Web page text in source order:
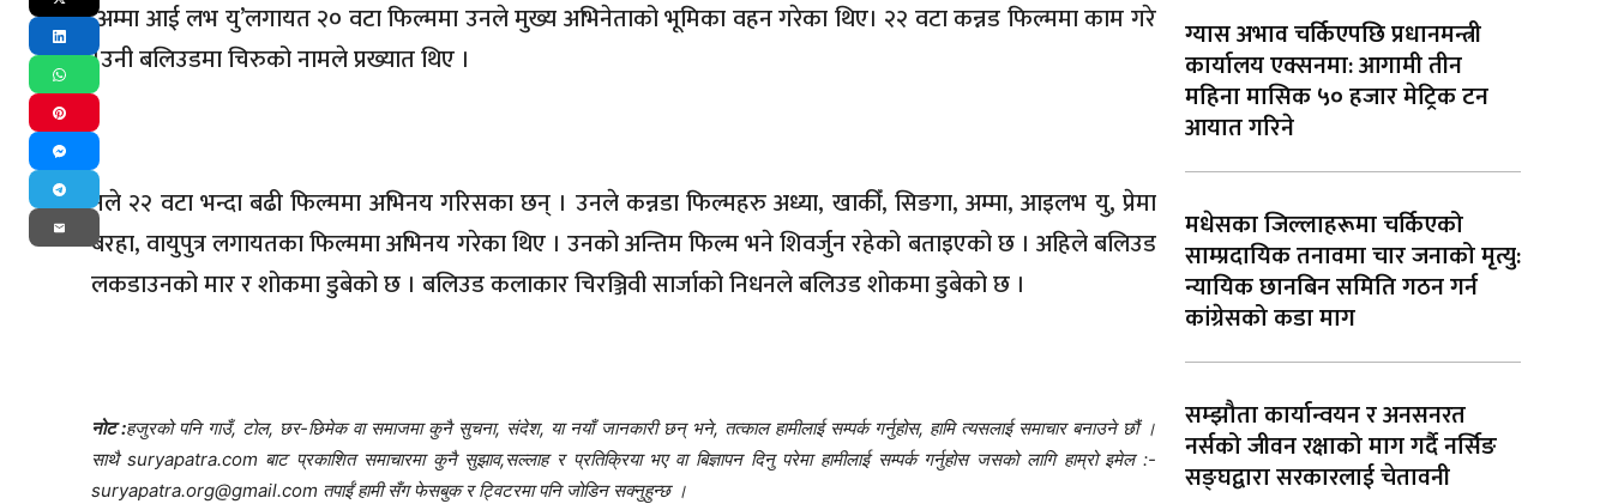
‘अम्मा आई लभ यु’लगायत २० वटा फिल्ममा उनले मुख्य अभिनेताको भूमिका वहन गरेका थिए। २२ वटा कन्नड फिल्ममा काम गरे
।उनी बलिउडमा चिरुको नामले प्रख्यात थिए ।
नले २२ वटा भन्दा बढी फिल्ममा अभिनय गरिसका छन् । उनले कन्नडा फिल्महरु अध्या, खाकीँ, सिङगा, अम्मा, आइलभ यु, प्रेमा
बरहा, वायुपुत्र लगायतका फिल्ममा अभिनय गरेका थिए । उनको अन्तिम फिल्म भने शिवर्जुन रहेको बताइएको छ । अहिले बलिउड
लकडाउनको मार र शोकमा डुबेको छ । बलिउड कलाकार चिरञ्जिवी सार्जाको निधनले बलिउड शोकमा डुबेको छ ।
नोट :हजुरको पनि गाउँ, टोल, छर-छिमेक वा समाजमा कुनै सुचना, संदेश, या नयाँ जानकारी छन् भने, तत्काल हामीलाई सम्पर्क गर्नुहोस, हामि त्यसलाई समाचार बनाउने छौं ।
साथै suryapatra.com बाट प्रकाशित समाचारमा कुनै सुझाव,सल्लाह र प्रतिक्रिया भए वा बिज्ञापन दिनु परेमा हामीलाई सम्पर्क गर्नुहोस जसको लागि हाम्रो इमेल :-
suryapatra.org@gmail.com तपाईं हामी सँग फेसबुक र ट्विटरमा पनि जोडिन सक्नुहुन्छ ।
ग्यास अभाव चर्किएपछि प्रधानमन्त्री
कार्यालय एक्सनमा: आगामी तीन
महिना मासिक ५० हजार मेट्रिक टन
आयात गरिने
मधेसका जिल्लाहरूमा चर्किएको
साम्प्रदायिक तनावमा चार जनाको मृत्यु:
न्यायिक छानबिन समिति गठन गर्न
कांग्रेसको कडा माग
सम्झौता कार्यान्वयन र अनसनरत
नर्सको जीवन रक्षाको माग गर्दै नर्सिङ
सङ्घद्वारा सरकारलाई चेतावनी
X
LinkedIn
WhatsApp
Pinterest
Messenger
Telegram
Email